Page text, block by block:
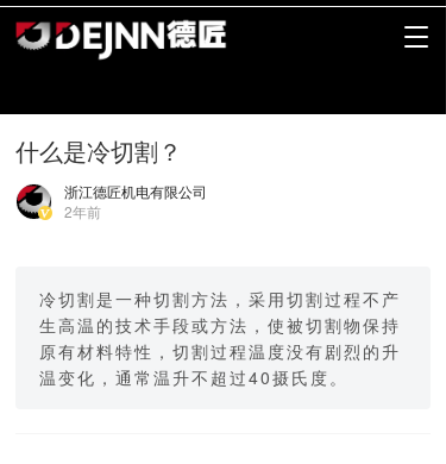
T
g
400-0577-161 0577-63615566
什么是冷切割？
浙江德匠机电有限公司
2年前
冷切割是一种切割方法，采用切割过程不产
生高温的技术手段或方法，使被切割物保持
原有材料特性，切割过程温度没有剧烈的升
温变化，通常温升不超过40摄氏度。